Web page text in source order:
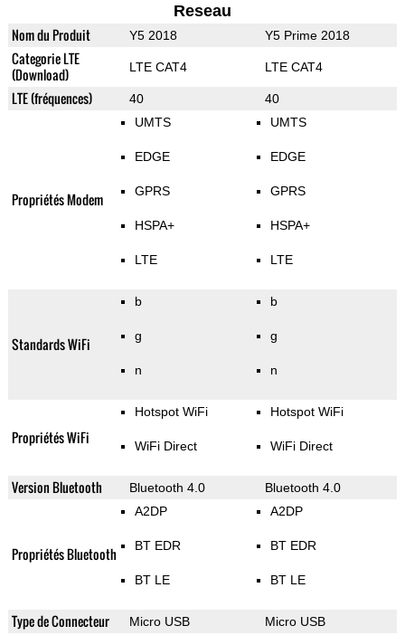
Reseau
Nom du Produit Y5 2018 Y5 Prime 2018
Categorie LTE
(Download)
LTE CAT4 LTE CAT4
LTE (fréquences) 40 40
Propriétés Modem
UMTS
EDGE
GPRS
HSPA+
LTE
UMTS
EDGE
GPRS
HSPA+
LTE
Standards WiFi
b
g
n
b
g
n
Propriétés WiFi
Hotspot WiFi
WiFi Direct
Hotspot WiFi
WiFi Direct
Version Bluetooth Bluetooth 4.0 Bluetooth 4.0
Propriétés Bluetooth
A2DP
BT EDR
BT LE
A2DP
BT EDR
BT LE
Type de Connecteur Micro USB Micro USB